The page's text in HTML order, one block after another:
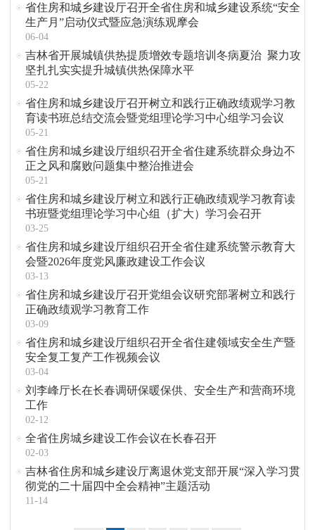
省住房和城乡建设厅召开全省住房和城乡建设系统“安全
生产月”启动仪式暨应急演练观摩会
06-04
吉林省开展城镇供热提质增效专题培训冬病夏治 ​聚力攻
坚扎扎实实提升城镇供热保障水平
05-22
省住房和城乡建设厅召开树立和践行正确政绩观学习教
育读书班总结交流会暨党组理论学习中心组学习会议
05-21
省住房和城乡建设厅组织召开全省住建系统群众身边不
正之风和腐败问题集中整治推进会
05-21
省住房和城乡建设厅树立和践行正确政绩观学习教育读
书班暨党组理论学习中心组（扩大）学习会召开
03-25
省住房和城乡建设厅组织召开全省住建系统警示教育大
会暨2026年度党风廉政建设工作会议
03-13
省住房和城乡建设厅召开党组会议研究部署树立和践行
正确政绩观学习教育工作
03-09
​省住房和城乡建设厅组织召开全省住建领域安全生产暨
安全复工复产工作视频会议
03-04
刘李峰厅长在长春调研保暖保供、安全生产和营商环境
工作
02-12
全省住房城乡建设工作会议在长春召开
02-03
吉林省住房和城乡建设厅离退休党支部开展“深入学习贯
彻党的二十届四中全会精神”主题活动
11-14